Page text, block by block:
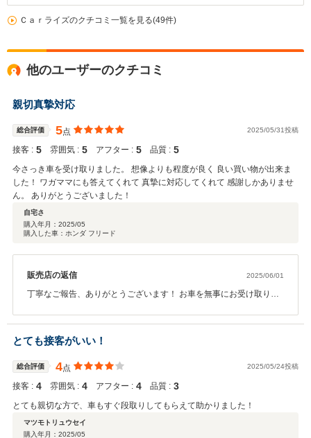
Ｃａｒライズのクチコミ一覧を見る(49件)
他のユーザーのクチコミ
親切真摯対応
総合評価 5点 2025/05/31投稿
接客 : 5 雰囲気 : 5 アフター : 5 品質 : 5
今さっき車を受け取りました。 想像よりも程度が良く 良い買い物が出来ま
した！ ワガママにも答えてくれて 真摯に対応してくれて 感謝しかありませ
ん。 ありがとうございました！
自宅さ
購入年月： 2025/05
購入した車：ホンダ フリード
販売店の返信 2025/06/01
丁寧なご報告、ありがとうございます！ お車を無事にお受け取りい
満足につながったのであれば、私たちとしても何よりです。 こちら
こそ、数ある中からお選びいただきありがとうございました。今後
もお困りごとやご相談があれば、いつでもご連絡ください。またの
ご縁を心よりお待ちしております！
とても接客がいい！
総合評価 4点 2025/05/24投稿
接客 : 4 雰囲気 : 4 アフター : 4 品質 : 3
とても親切な方で、車もすぐ段取りしてもらえて助かりました！
マツモトリュウセイ
購入年月： 2025/05